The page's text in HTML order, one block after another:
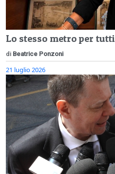
Lo stesso metro per tutti
di Beatrice Ponzoni
21 luglio 2026